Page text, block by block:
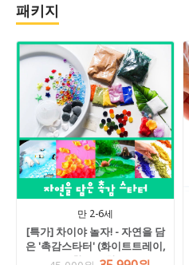
패키지
만 2-6세
[특가] 차이야 놀자! - 자연을 담
은 '촉감스타터' (화이트트레이,
황토 포함)